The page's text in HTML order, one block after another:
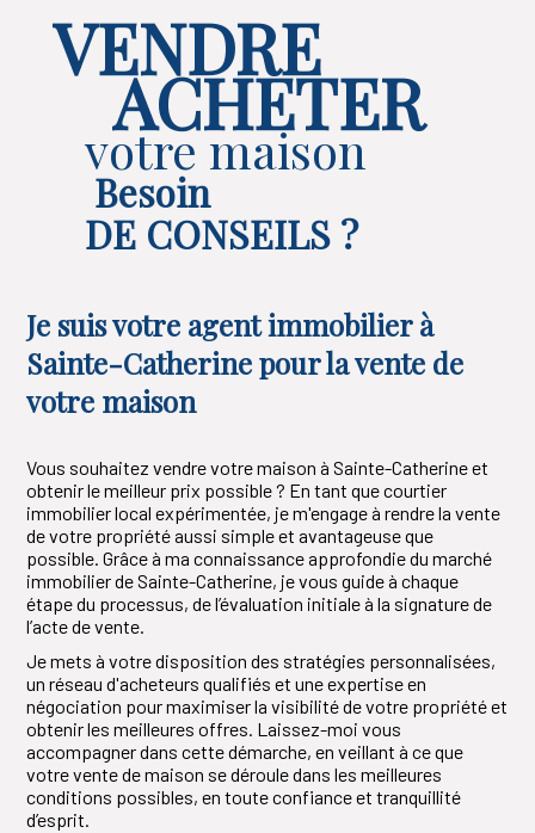
VENDRE
ACHETER
votre maison
Besoin
DE CONSEILS ?
Je suis votre agent immobilier à
Sainte-Catherine pour la vente de
votre maison
Vous souhaitez vendre votre maison à Sainte-Catherine et
obtenir le meilleur prix possible ? En tant que courtier
immobilier local expérimentée, je m'engage à rendre la vente
de votre propriété aussi simple et avantageuse que
possible. Grâce à ma connaissance approfondie du marché
immobilier de Sainte-Catherine, je vous guide à chaque
étape du processus, de l’évaluation initiale à la signature de
l’acte de vente.
Je mets à votre disposition des stratégies personnalisées,
un réseau d'acheteurs qualifiés et une expertise en
négociation pour maximiser la visibilité de votre propriété et
obtenir les meilleures offres. Laissez-moi vous
accompagner dans cette démarche, en veillant à ce que
votre vente de maison se déroule dans les meilleures
conditions possibles, en toute confiance et tranquillité
d’esprit.